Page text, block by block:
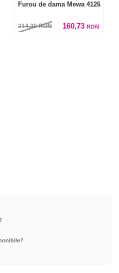
Furou de dama Mewa 4126
214,30RON 160,73 RON